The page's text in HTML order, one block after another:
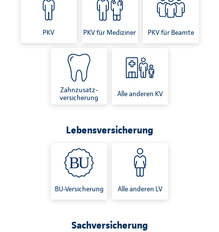
PKV PKV für Mediziner PKV für Beamte
Zahnzusatz-
versicherung
Alle anderen KV
Lebensversicherung
BU-Versicherung Alle anderen LV
Sachversicherung